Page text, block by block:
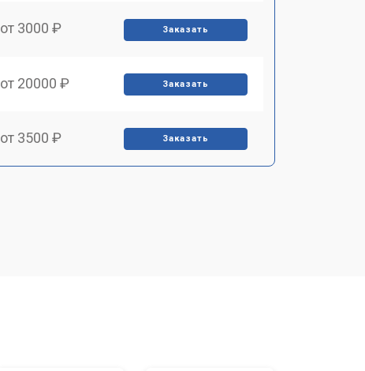
от 3000 ₽ Заказать
от 20000 ₽ Заказать
от 3500 ₽ Заказать